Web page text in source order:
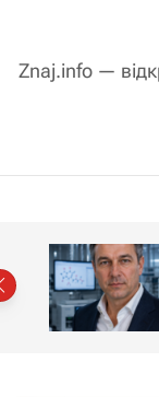
д
і
с
Znaj.info —